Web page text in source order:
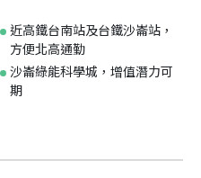
近高鐵台南站及台鐵沙崙站，
方便北高通勤
沙崙綠能科學城，增值潛力可
期